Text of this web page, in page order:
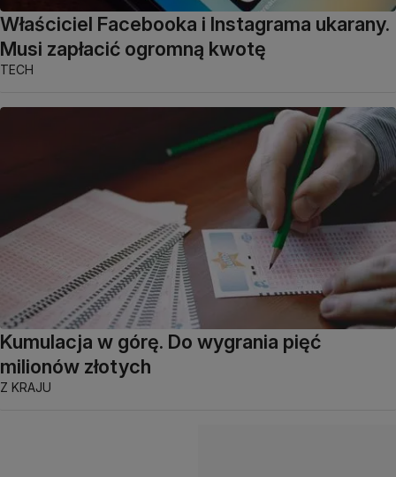
Właściciel Facebooka i Instagrama ukarany.
Musi zapłacić ogromną kwotę
TECH
Kumulacja w górę. Do wygrania pięć
milionów złotych
Z KRAJU